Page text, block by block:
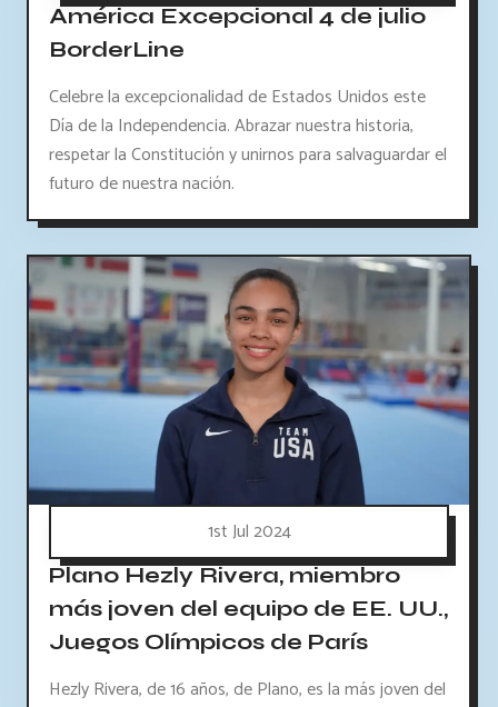
América Excepcional 4 de julio
BorderLine
Celebre la excepcionalidad de Estados Unidos este
Día de la Independencia. Abrazar nuestra historia,
respetar la Constitución y unirnos para salvaguardar el
futuro de nuestra nación.
1st Jul 2024
Plano Hezly Rivera, miembro
más joven del equipo de EE. UU.,
Juegos Olímpicos de París
Hezly Rivera, de 16 años, de Plano, es la más joven del